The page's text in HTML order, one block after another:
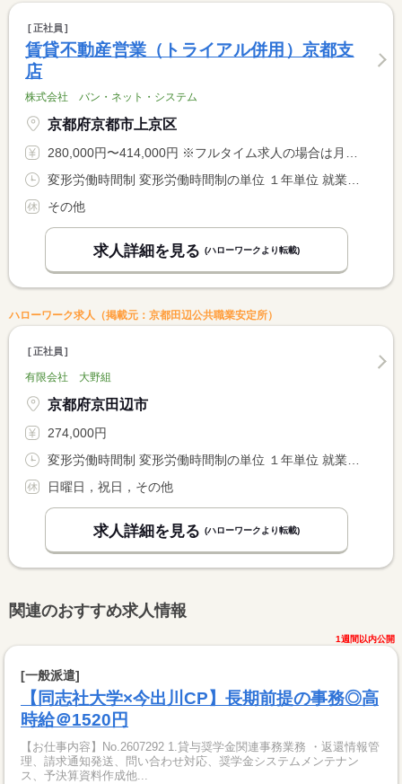
正社員
賃貸不動産営業（トライアル併用）京都支
店
株式会社 バン・ネット・システム
京都府京都市上京区
280,000円〜414,000円 ※フルタイム求人の場合は月額（換算額）、パート求人の場合は時間額を表示しています。
変形労働時間制 変形労働時間制の単位 １年単位 就業時間１ 10時00分〜18時00分 就業時間２ 9時00分〜18時00分 就業時間に関する特記事項 （１）は４月〜９月 <BR> （２）は１０月〜３月
その他
求人詳細を見る (ハローワークより転載)
ハローワーク求人（掲載元：京都田辺公共職業安定所）
正社員
有限会社 大野組
京都府京田辺市
274,000円
変形労働時間制 変形労働時間制の単位 １年単位 就業時間１ 8時00分〜17時00分
日曜日，祝日，その他
求人詳細を見る (ハローワークより転載)
関連のおすすめ求人情報
1週間以内公開
[一般派遣]
【同志社大学×今出川CP】長期前提の事務◎高
時給＠1520円
【お仕事内容】No.2607292 1.貸与奨学金関連事務業務 ・返還情報管
理、請求通知発送、問い合わせ対応、奨学金システムメンテナン
ス、予決算資料作成他...